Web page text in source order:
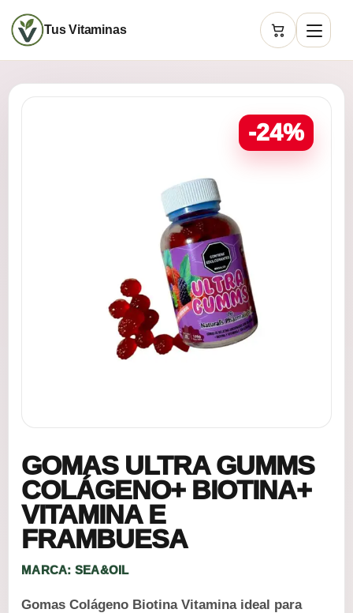
Tus Vitaminas
Carrito
-24%
GOMAS ULTRA GUMMS
COLÁGENO+ BIOTINA+
VITAMINA E
FRAMBUESA
MARCA: SEA&OIL
Gomas Colágeno Biotina Vitamina ideal para